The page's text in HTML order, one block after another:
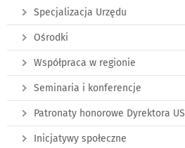
Specjalizacja Urzędu
Ośrodki
Współpraca w regionie
Seminaria i konferencje
Patronaty honorowe Dyrektora US
Inicjatywy społeczne